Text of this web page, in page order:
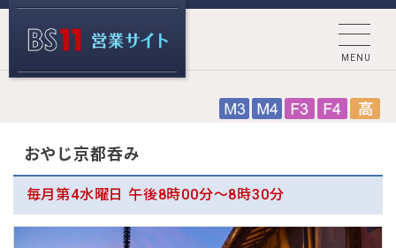
イト
MENU
おやじ京都呑み
毎月第4水曜日 午後8時00分～8時30分